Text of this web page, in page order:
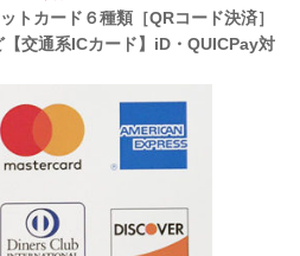
トカード６種類［QRコード決済］
交通系ICカード】iD・QUICPay対